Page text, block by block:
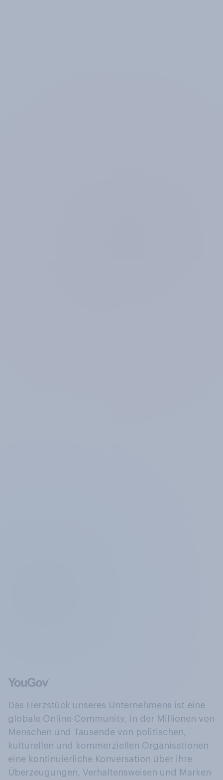
Das Herzstück unseres Unternehmens ist eine
globale Online-Community, in der Millionen von
Menschen und Tausende von politischen,
kulturellen und kommerziellen Organisationen
eine kontinuierliche Konversation über ihre
Überzeugungen, Verhaltensweisen und Marken